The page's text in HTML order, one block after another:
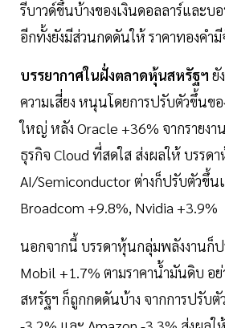
รีบาวด์ขึ้นบ้างของเงินดอลลาร์และบ
อีกทั้งยังมีส่วนกดดันให้ ราคาทองคำมี
บรรยากาศในฝั่งตลาดหุ้นสหรัฐฯ ยั
ความเสี่ยง หนุนโดยการปรับตัวขึ้นข
ใหญ่ หลัง Oracle +36% จากรายงา
ธุรกิจ Cloud ที่สดใส ส่งผลให้ บรรด
AI/Semiconductor ต่างก็ปรับตัวขึ้
Broadcom +9.8%, Nvidia +3.9%
นอกจากนี้ บรรดาหุ้นกลุ่มพลังงานก็
Mobil +1.7% ตามราคาน้ำมันดิบ อ
สหรัฐฯ ก็ถูกกดดันบ้าง จากการปรับตั